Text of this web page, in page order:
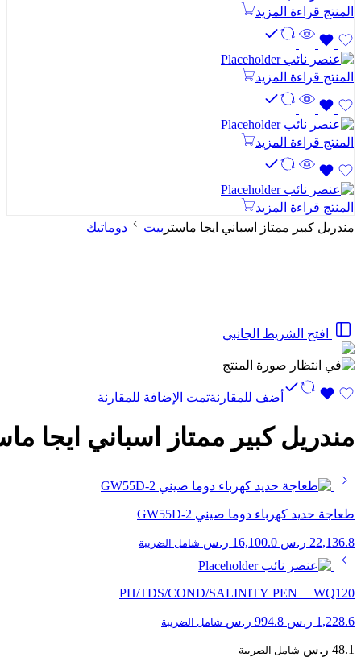
المنتج قراءة المزيد
المنتج قراءة المزيد
المنتج قراءة المزيد
المنتج قراءة المزيد
مندريل كبير ممتاز اسباني ايجا ماستر بيت دوماتيك
افتح الشريط الجانبي
أضف للمقارنةتمت الإضافة للمقارنة
مندريل كبير ممتاز اسباني ايجا
طعاجة حديد كهرباء دوما صيني GW55D-2
22,136.8 ر.س السعر
هو:
22,136.8 ر.س.
16,100.0 ر.س السعر
هو:
16,100.0 ر.س.
شامل الضريبة
PH/TDS/COND/SALINITY PEN WQ120
1,228.6 ر.س السعر
هو:
994.8 ر.س السعر
شامل الضريبة
48.1 ر.س شامل الضريبة